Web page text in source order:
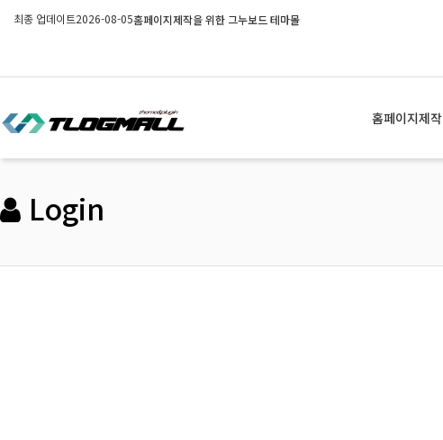
최종 업데이트2026-08-05홈페이지제작을 위한 그누보드 테마몰
홈페이지제작
Login